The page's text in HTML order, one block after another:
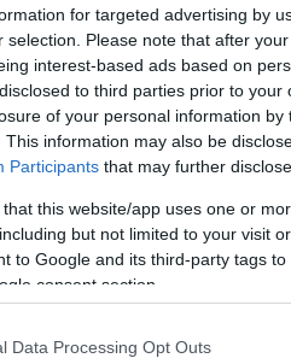
for targeted advertising by
selection. Please note that after
interest-based ads based on
to third parties prior to
of your personal information by
This information may also be
Participants that may further
that this website/app uses one or
but not limited to your visit
to Google and its third-party tags
consent section.
Data Processing Opt Outs
los gehen. Meinen EM will ich